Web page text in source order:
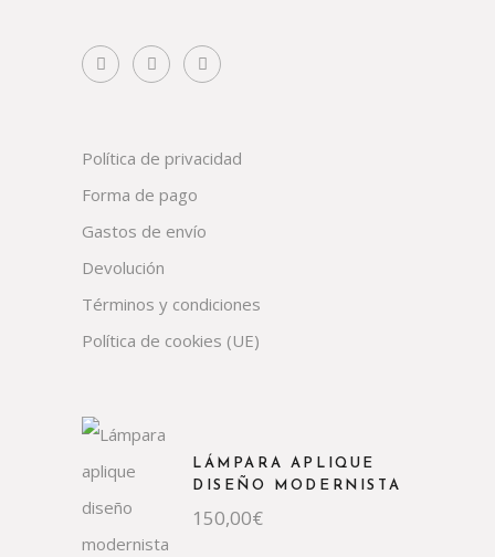
Política de privacidad
Forma de pago
Gastos de envío
Devolución
Términos y condiciones
Política de cookies (UE)
LÁMPARA APLIQUE
DISEÑO MODERNISTA
150,00€